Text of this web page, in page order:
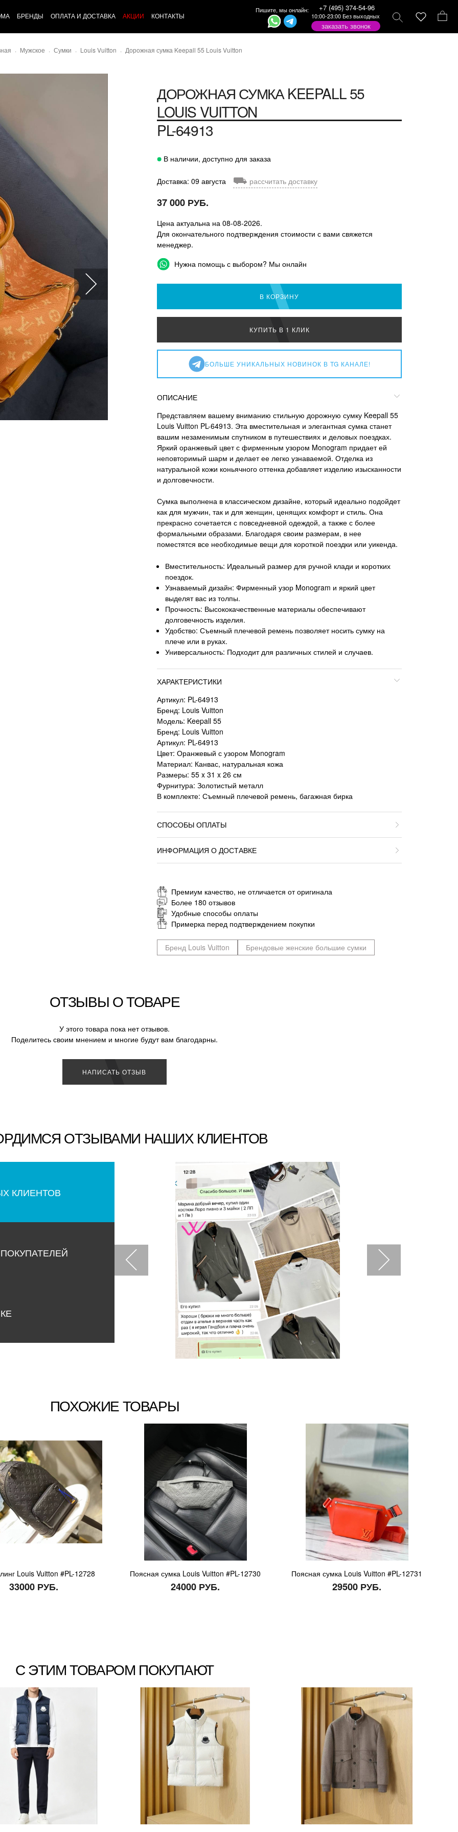
БРЕНДЫ ОПЛАТА И ДОСТАВКА АКЦИИ КОНТАКТЫ
Пишите, мы онлайн: +7 (495) 374-54-96
10:00-23:00 Без выходных
заказать звонок
Мужское Сумки Louis Vuitton Дорожная сумка Keepall 55 Louis Vuitton
ДОРОЖНАЯ СУМКА KEEPALL 55
LOUIS VUITTON
PL-64913
В наличии, доступно для заказа
Доставка: 09 августа ⛟ рассчитать доставку
37 000 РУБ.
Цена актуальна на 08-08-2026.
Для окончательного подтверждения стоимости с вами свяжется
менеджер.
Нужна помощь с выбором? Мы онлайн
В КОРЗИНУ
КУПИТЬ В 1 КЛИК
БОЛЬШЕ УНИКАЛЬНЫХ НОВИНОК В TG КАНАЛЕ!
ОПИСАНИЕ
Представляем вашему вниманию стильную дорожную сумку Keepall 55
Louis Vuitton PL-64913. Эта вместительная и элегантная сумка станет
вашим незаменимым спутником в путешествиях и деловых поездках.
Яркий оранжевый цвет с фирменным узором Monogram придает ей
неповторимый шарм и делает ее легко узнаваемой. Отделка из
натуральной кожи коньячного оттенка добавляет изделию изысканности
и долговечности.
Сумка выполнена в классическом дизайне, который идеально подойдет
как для мужчин, так и для женщин, ценящих комфорт и стиль. Она
прекрасно сочетается с повседневной одеждой, а также с более
формальными образами. Благодаря своим размерам, в нее
поместятся все необходимые вещи для короткой поездки или уикенда.
Вместительность: Идеальный размер для ручной клади и коротких
поездок.
Узнаваемый дизайн: Фирменный узор Monogram и яркий цвет
выделят вас из толпы.
Прочность: Высококачественные материалы обеспечивают
долговечность изделия.
Удобство: Съемный плечевой ремень позволяет носить сумку на
плече или в руках.
Универсальность: Подходит для различных стилей и случаев.
ХАРАКТЕРИСТИКИ
Артикул: PL-64913
Бренд: Louis Vuitton
Модель: Keepall 55
Бренд: Louis Vuitton
Артикул: PL-64913
Цвет: Оранжевый с узором Monogram
Материал: Канвас, натуральная кожа
Размеры: 55 x 31 x 26 см
Фурнитура: Золотистый металл
В комплекте: Съемный плечевой ремень, багажная бирка
СПОСОБЫ ОПЛАТЫ
ИНФОРМАЦИЯ О ДОСТАВКЕ
Премиум качество, не отличается от оригинала
Более 180 отзывов
Удобные способы оплаты
Примерка перед подтверждением покупки
Бренд Louis Vuitton Брендовые женские большие сумки
ОТЗЫВЫ О ТОВАРЕ
У этого товара пока нет отзывов.
Поделитесь своим мнением и многие будут вам благодарны.
НАПИСАТЬ ОТЗЫВ
ОТЗЫВАМИ НАШИХ КЛИЕНТОВ
КЛИЕНТОВ
ПОХОЖИЕ ТОВАРЫ
Louis Vuitton #PL-12728
33000 РУБ.
Поясная сумка Louis Vuitton #PL-12730
24000 РУБ.
Поясная сумка Louis Vuitton #PL-12731
29500 РУБ.
С ЭТИМ ТОВАРОМ ПОКУПАЮТ